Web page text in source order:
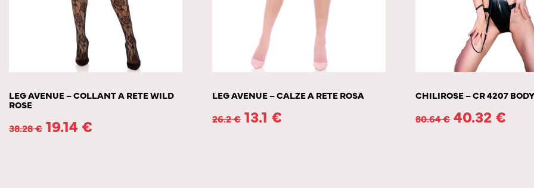
LEG AVENUE – COLLANT A RETE WILD
ROSE
38.28€ 19.14 €
LEG AVENUE – CALZE A RETE ROSA
26.2€ 13.1 €
CHILIROSE – CR 4207
80.64€ 40.32 €